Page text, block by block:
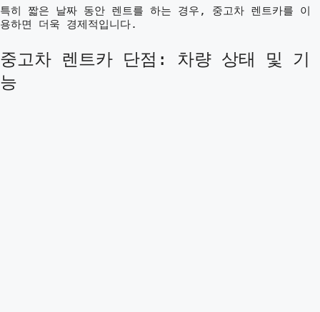
특히 짧은 날짜 동안 렌트를 하는 경우, 중고차 렌트카를 이
용하면 더욱 경제적입니다.
중고차 렌트카 단점: 차량 상태 및 기
능